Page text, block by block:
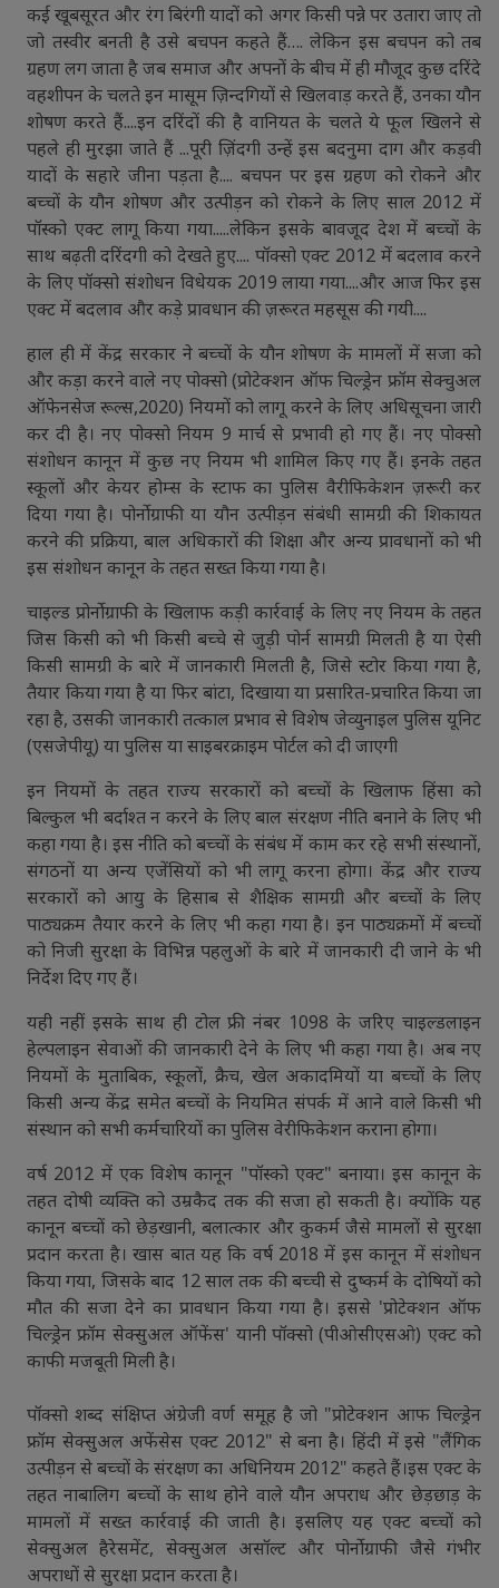
कई खूबसूरत और रंग बिरंगी यादों को अगर किसी पन्ने पर उतारा जाए तो
जो तस्वीर बनती है उसे बचपन कहते हैं…. लेकिन इस बचपन को तब
ग्रहण लग जाता है जब समाज और अपनों के बीच में ही मौजूद कुछ दरिंदे
वहशीपन के चलते इन मासूम ज़िन्दगियों से खिलवाड़ करते हैं, उनका यौन
शोषण करते हैं....इन दरिंदों की है वानियत के चलते ये फूल खिलने से
पहले ही मुरझा जाते हैं ...पूरी ज़िंदगी उन्हें इस बदनुमा दाग और कड़वी
यादों के सहारे जीना पड़ता है.... बचपन पर इस ग्रहण को रोकने और
बच्चों के यौन शोषण और उत्पीड़न को रोकने के लिए साल 2012 में
पॉस्को एक्ट लागू किया गया.....लेकिन इसके बावजूद देश में बच्चों के
साथ बढ़ती दरिंदगी को देखते हुए.... पॉक्सो एक्ट 2012 में बदलाव करने
के लिए पॉक्सो संशोधन विधेयक 2019 लाया गया....और आज फिर इस
एक्ट में बदलाव और कड़े प्रावधान की ज़रूरत महसूस की गयी....
हाल ही में केंद्र सरकार ने बच्चों के यौन शोषण के मामलों में सजा को
और कड़ा करने वाले नए पोक्सो (प्रोटेक्शन ऑफ चिल्ड्रेन फ्रॉम सेक्चुअल
ऑफेनसेज रूल्स,2020) नियमों को लागू करने के लिए अधिसूचना जारी
कर दी है। नए पोक्सो नियम 9 मार्च से प्रभावी हो गए हैं। नए पोक्सो
संशोधन कानून में कुछ नए नियम भी शामिल किए गए हैं। इनके तहत
स्कूलों और केयर होम्स के स्टाफ का पुलिस वैरीफिकेशन ज़रूरी कर
दिया गया है। पोर्नोग्राफी या यौन उत्पीड़न संबंधी सामग्री की शिकायत
करने की प्रक्रिया, बाल अधिकारों की शिक्षा और अन्य प्रावधानों को भी
इस संशोधन कानून के तहत सख्त किया गया है।
चाइल्ड प्रोर्नोग्राफी के खिलाफ कड़ी कार्रवाई के लिए नए नियम के तहत
जिस किसी को भी किसी बच्चे से जुड़ी पोर्न सामग्री मिलती है या ऐसी
किसी सामग्री के बारे में जानकारी मिलती है, जिसे स्टोर किया गया है,
तैयार किया गया है या फिर बांटा, दिखाया या प्रसारित-प्रचारित किया जा
रहा है, उसकी जानकारी तत्काल प्रभाव से विशेष जेव्युनाइल पुलिस यूनिट
(एसजेपीयू) या पुलिस या साइबरक्राइम पोर्टल को दी जाएगी
इन नियमों के तहत राज्य सरकारों को बच्चों के खिलाफ हिंसा को
बिल्कुल भी बर्दाश्त न करने के लिए बाल संरक्षण नीति बनाने के लिए भी
कहा गया है। इस नीति को बच्चों के संबंध में काम कर रहे सभी संस्थानों,
संगठनों या अन्य एजेंसियों को भी लागू करना होगा। केंद्र और राज्य
सरकारों को आयु के हिसाब से शैक्षिक सामग्री और बच्चों के लिए
पाठ्यक्रम तैयार करने के लिए भी कहा गया है। इन पाठ्यक्रमों में बच्चों
को निजी सुरक्षा के विभिन्न पहलुओं के बारे में जानकारी दी जाने के भी
निर्देश दिए गए हैं।
यही नहीं इसके साथ ही टोल फ्री नंबर 1098 के जरिए चाइल्डलाइन
हेल्पलाइन सेवाओं की जानकारी देने के लिए भी कहा गया है। अब नए
नियमों के मुताबिक, स्कूलों, क्रैच, खेल अकादमियों या बच्चों के लिए
किसी अन्य केंद्र समेत बच्चों के नियमित संपर्क में आने वाले किसी भी
संस्थान को सभी कर्मचारियों का पुलिस वेरीफिकेशन कराना होगा।
वर्ष 2012 में एक विशेष कानून "पॉस्को एक्ट" बनाया। इस कानून के
तहत दोषी व्यक्ति को उम्रकैद तक की सजा हो सकती है। क्योंकि यह
कानून बच्चों को छेड़खानी, बलात्कार और कुकर्म जैसे मामलों से सुरक्षा
प्रदान करता है। खास बात यह कि वर्ष 2018 में इस कानून में संशोधन
किया गया, जिसके बाद 12 साल तक की बच्ची से दुष्कर्म के दोषियों को
मौत की सजा देने का प्रावधान किया गया है। इससे 'प्रोटेक्शन ऑफ
चिल्ड्रेन फ्रॉम सेक्सुअल ऑफेंस' यानी पॉक्सो (पीओसीएसओ) एक्ट को
काफी मजबूती मिली है।
पॉक्सो शब्द संक्षिप्त अंग्रेजी वर्ण समूह है जो "प्रोटेक्शन आफ चिल्ड्रेन
फ्रॉम सेक्सुअल अफेंसेस एक्ट 2012" से बना है। हिंदी में इसे "लैंगिक
उत्पीड़न से बच्चों के संरक्षण का अधिनियम 2012" कहते हैं।इस एक्ट के
तहत नाबालिग बच्चों के साथ होने वाले यौन अपराध और छेड़छाड़ के
मामलों में सख्त कार्रवाई की जाती है। इसलिए यह एक्ट बच्चों को
सेक्सुअल हैरेसमेंट, सेक्सुअल असॉल्ट और पोर्नोग्राफी जैसे गंभीर
अपराधों से सुरक्षा प्रदान करता है।